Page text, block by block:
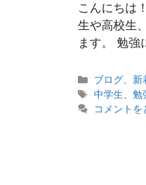
こんにちは
生や高校生
ます。 勉
カ
テ
ゴ
ブログ
新
タ
グ
中学生 、勉
コメントを